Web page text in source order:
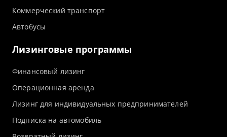
Коммерческий транспорт
Автобусы
Лизинговые программы
Финансовый лизинг
Операционная аренда
Лизинг для индивидуальных предпринимателей
Подписка на автомобиль